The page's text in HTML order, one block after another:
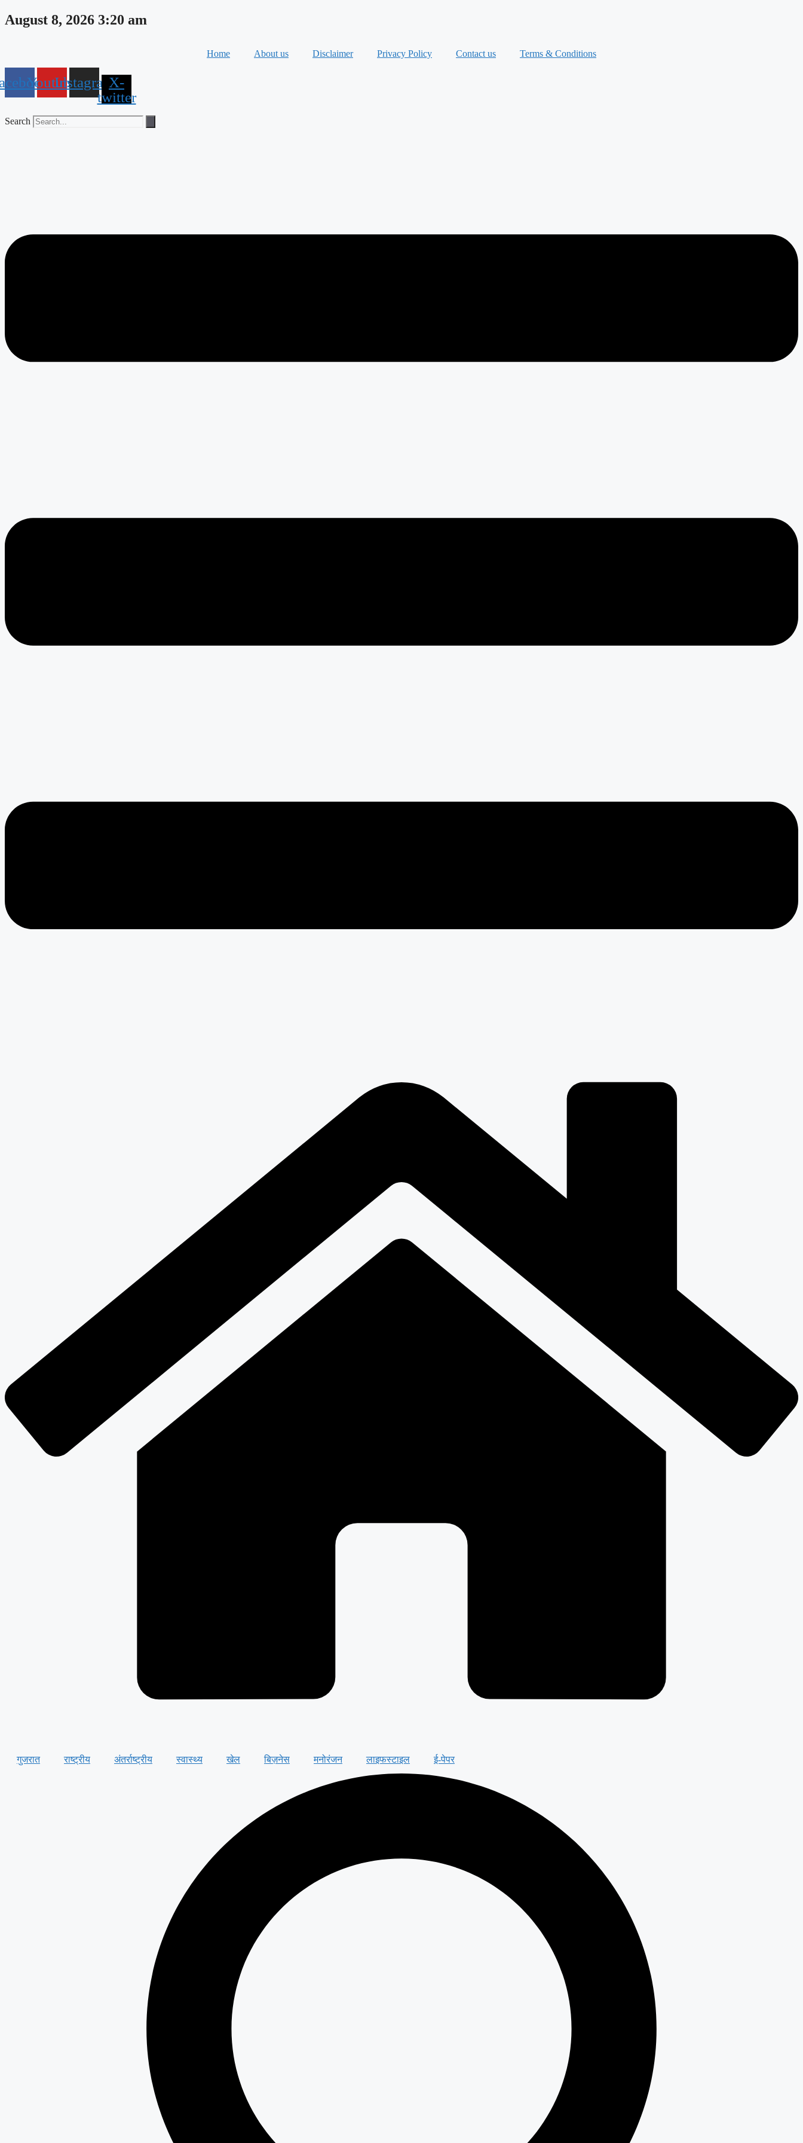
Skip
to
August 8, 2026 3:20 am
Home About us Disclaimer Privacy Policy Contact us Terms & Conditions
YoutubeInstagramX-
twitter
Search
गुजरात राष्ट्रीय अंतर्राष्ट्रीय स्वास्थ्य खेल बिज़नेस मनोरंजन लाइफस्टाइल ई-पेपर